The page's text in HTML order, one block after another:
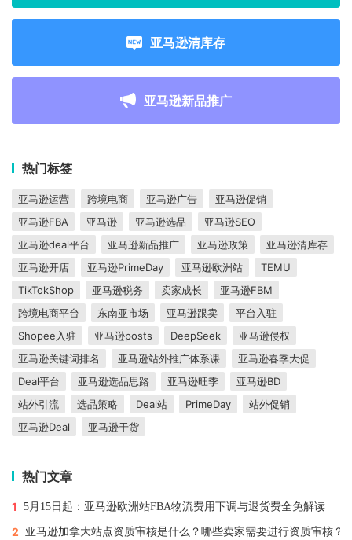
亚马逊清库存
亚马逊新品推广
热门标签
亚马逊运营 跨境电商 亚马逊广告
亚马逊促销
亚马逊FBA
亚马逊 亚马逊选品
亚马逊SEO
亚马逊deal平台
亚马逊新品推广 亚马逊政策
亚马逊清库存
亚马逊开店
亚马逊PrimeDay 亚马逊欧洲站
TEMU
TikTokShop
亚马逊税务 卖家成长
亚马逊FBM
跨境电商平台
东南亚市场 亚马逊跟卖
平台入驻
Shopee入驻
亚马逊posts DeepSeek
亚马逊侵权
亚马逊关键词排名
亚马逊站外推广体系课
亚马逊春季大促
Deal平台
亚马逊选品思路 亚马逊旺季
亚马逊BD
站外引流
选品策略 Deal站 PrimeDay
站外促销
亚马逊Deal
亚马逊干货
热门文章
1 5月15日起：亚马逊欧洲站FBA物流费用下调与退货费全免解读
2 亚马逊加拿大站点资质审核是什么？哪些卖家需要进行资质审核？